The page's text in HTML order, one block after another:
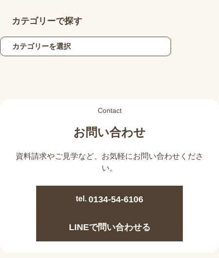
カテゴリーで探す
Contact
お問い合わせ
資料請求やご見学など、 お気軽にお問い合わせくださ
い。
tel. 0134-54-6106
LINEで問い合わせる